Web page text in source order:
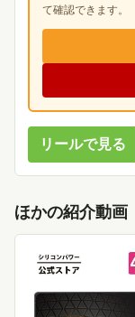
て確認できます。
リールで見る
ほかの紹介動画